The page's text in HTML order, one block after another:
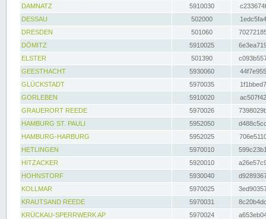
DAMNATZ
5910030
DESSAU
502000
DRESDEN
501060
DÖMITZ
5910025
ELSTER
501390
GEESTHACHT
5930060
GLÜCKSTADT
5970035
GORLEBEN
5910020
GRAUERORT REEDE
5970026
HAMBURG ST. PAULI
5952050
HAMBURG-HARBURG
5952025
HETLINGEN
5970010
HITZACKER
5920010
HOHNSTORF
5930040
KOLLMAR
5970025
KRAUTSAND REEDE
5970031
KRÜCKAU-SPERRWERK AP
5970024